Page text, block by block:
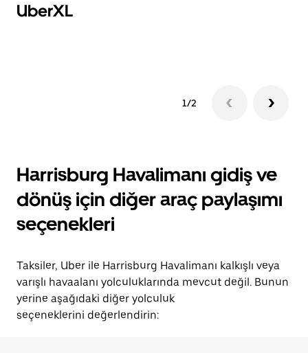
UberXL
1/2
Harrisburg Havalimanı gidiş ve
dönüş için diğer araç paylaşımı
seçenekleri
Taksiler, Uber ile Harrisburg Havalimanı kalkışlı veya
varışlı havaalanı yolculuklarında mevcut değil. Bunun
yerine aşağıdaki diğer yolculuk
seçeneklerini değerlendirin: